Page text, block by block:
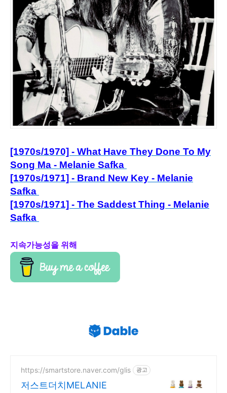
[1970s/1970] - What Have They Done To My
Song Ma - Melanie Safka
[1970s/1971] - Brand New Key - Melanie
Safka
[1970s/1971] - The Saddest Thing - Melanie
Safka
지속가능성을 위해
https://smartstore.naver.com/glis 광고
저스트더치MELANIE